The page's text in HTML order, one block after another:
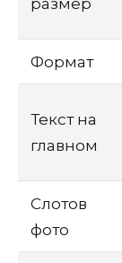
Формат
Текст на
главном
Слотов
фото